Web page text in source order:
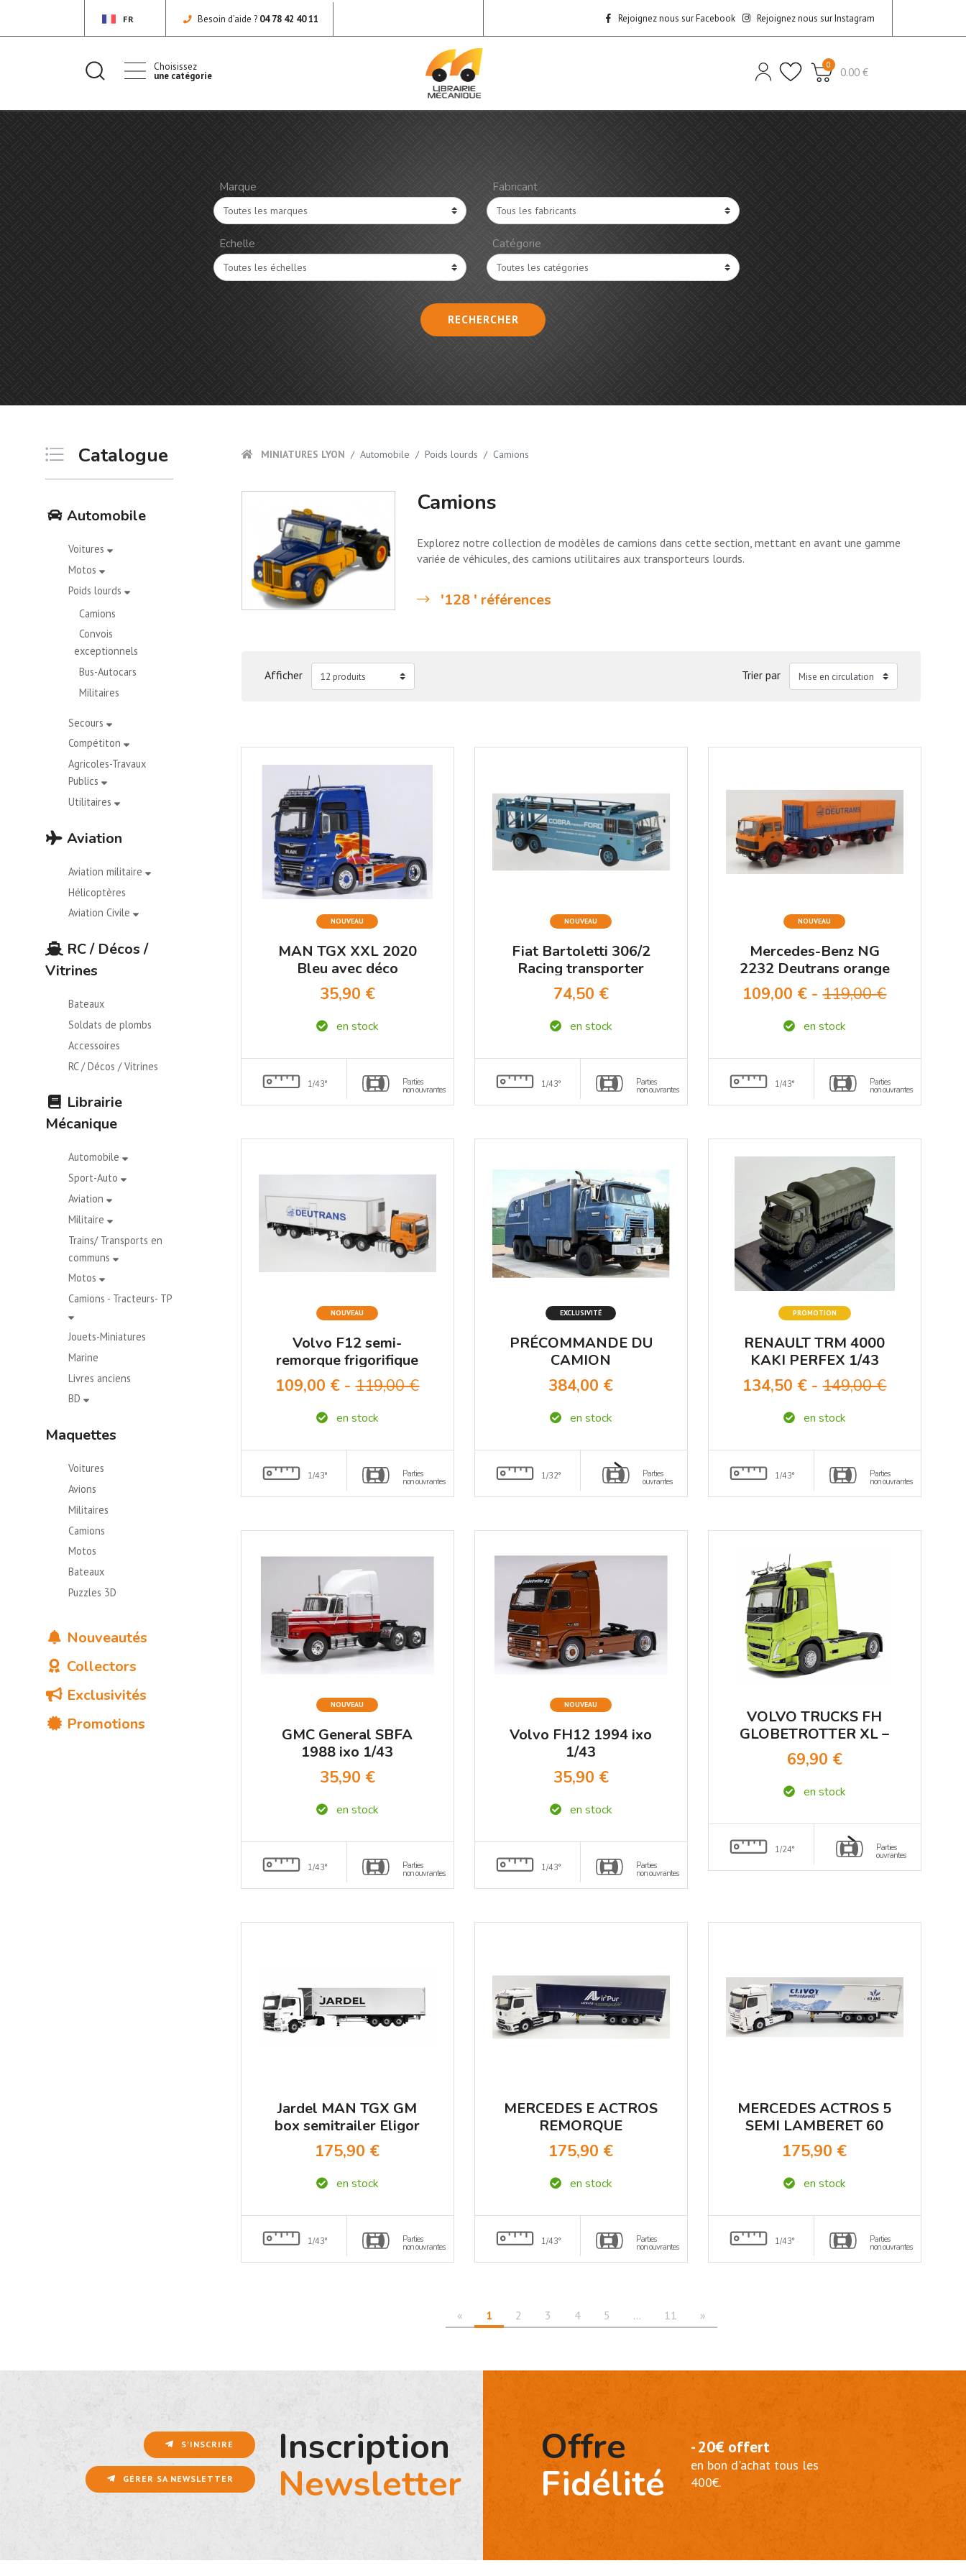
FR Besoin d’aide ? 04 78 42 40 11 Rejoignez nous sur Facebook Rejoignez nous sur Instagram
Choisissez
une catégorie
0
0.00 €
Marque
Echelle
Fabricant
Catégorie
Catalogue
Automobile
Voitures
Motos
Poids lourds
Camions
Convois
exceptionnels
Bus-Autocars
Militaires
Secours
Compétiton
Agricoles-Travaux
Publics
Utilitaires
Aviation
Aviation militaire
Hélicoptères
Aviation Civile
RC / Décos /
Vitrines
Bateaux
Soldats de plombs
Accessoires
RC / Décos / Vitrines
Librairie
Mécanique
Automobile
Sport-Auto
Aviation
Militaire
Trains/ Transports en
communs
Motos
Camions - Tracteurs- TP
Jouets-Miniatures
Marine
Livres anciens
BD
Maquettes
Voitures
Avions
Militaires
Camions
Motos
Bateaux
Puzzles 3D
Nouveautés
Collectors
Exclusivités
Promotions
MINIATURES LYON Automobile Poids lourds Camions
Camions
Explorez notre collection de modèles de camions dans cette section, mettant en avant une gamme
variée de véhicules, des camions utilitaires aux transporteurs lourds.
'128 ' références
Afficher Trier par
NOUVEAU
MAN TGX XXL 2020
Bleu avec déco
rouge/orange IXO 1/43
35,90 €
en stock
1/43° Parties
non ouvrantes
NOUVEAU
Fiat Bartoletti 306/2
Racing transporter
bleu 1956 IXO 1/43
74,50 €
en stock
1/43° Parties
non ouvrantes
NOUVEAU
Mercedes-Benz NG
2232 Deutrans orange
Premium ClassiXXs
1/43
109,00 € -119,00 €
en stock
1/43° Parties
non ouvrantes
NOUVEAU
Volvo F12 semi-
remorque frigorifique
Premium ClassiXXs
1/43
109,00 € -119,00 €
en stock
1/43° Parties
non ouvrantes
EXCLUSIVITÉ
PRÉCOMMANDE DU
CAMION
SCHLUMBERGER CSU
(INTERNATIONAL
HARVESTER)
MINIATURES LYON
1/32
384,00 €
en stock
1/32° Parties
ouvrantes
PROMOTION
RENAULT TRM 4000
KAKI PERFEX 1/43
134,50 € -149,00 €
en stock
1/43° Parties
non ouvrantes
NOUVEAU
GMC General SBFA
1988 ixo 1/43
35,90 €
en stock
1/43° Parties
non ouvrantes
NOUVEAU
Volvo FH12 1994 ixo
1/43
35,90 €
en stock
1/43° Parties
non ouvrantes
VOLVO TRUCKS FH
GLOBETROTTER XL –
NEON GREEN – 2023
SOLIDO 1/24
69,90 €
en stock
1/24° Parties
ouvrantes
Jardel MAN TGX GM
box semitrailer Eligor
1/43
175,90 €
en stock
1/43° Parties
non ouvrantes
MERCEDES E ACTROS
REMORQUE
TAUTLINER
TRANSPORTS
ALTRANS AIR’PUR
Eligor 1/43
175,90 €
en stock
1/43° Parties
non ouvrantes
MERCEDES ACTROS 5
SEMI LAMBERET 60
ANS CLIVOT
TRANSPORTS Eligor
1/43
175,90 €
en stock
1/43° Parties
non ouvrantes
« 1 2 3 4 5 … 11 »
S'INSCRIRE
GÉRER SA NEWSLETTER
Inscription
Newsletter
Offre
Fidélité
- 20€ offert
en bon d'achat tous les
400€.